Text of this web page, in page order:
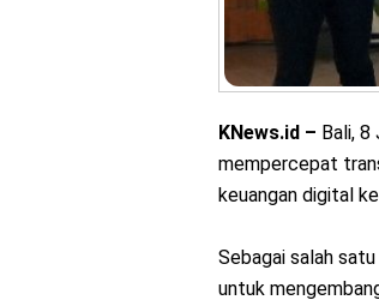
KNews.id – Bali,
mempercepat
keuangan digital
Sebagai salah
untuk